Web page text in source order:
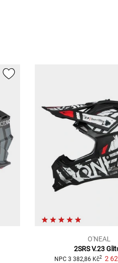
O'NEAL
2SRS V.23
NPC 3 382,86 Kč2 2